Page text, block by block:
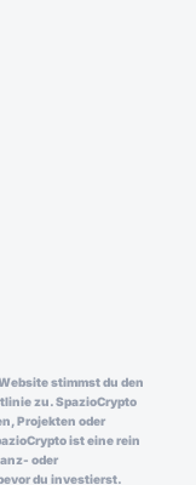
stimmst du den
zu. SpazioCrypto
Projekten oder
ist eine rein
oder
du investierst.